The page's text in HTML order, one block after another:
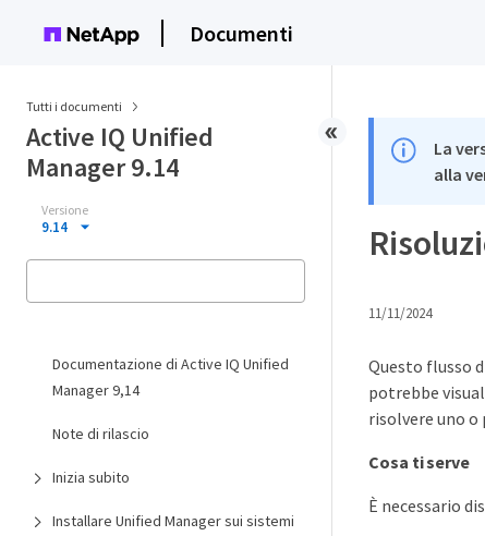
Documenti
Tutti i documenti
Active IQ Unified
Manager 9.14
Versione
9.14
Documentazione di Active IQ Unified
Manager 9,14
Note di rilascio
Inizia subito
Installare Unified Manager sui sistemi
La
alla
11/11/2024
Questo flusso
potrebbe
risolvere uno o
Cosa ti serve
È necessario